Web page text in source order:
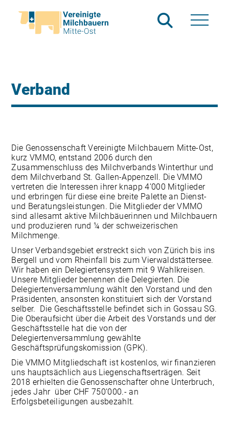
Verband
Die Genossenschaft Vereinigte Milchbauern Mitte-Ost,
kurz VMMO, entstand 2006 durch den
Zusammenschluss des Milchverbands Winterthur und
dem Milchverband St. Gallen-Appenzell. Die VMMO
vertreten die Interessen ihrer knapp 4’000 Mitglieder
und erbringen für diese eine breite Palette an Dienst-
und Beratungsleistungen. Die Mitglieder der VMMO
sind allesamt aktive Milchbäuerinnen und Milchbauern
und produzieren rund ¼ der schweizerischen
Milchmenge.
Unser Verbandsgebiet erstreckt sich von Zürich bis ins
Bergell und vom Rheinfall bis zum Vierwaldstättersee.
Wir haben ein Delegiertensystem mit 9 Wahlkreisen.
Unsere Mitglieder benennen die Delegierten. Die
Delegiertenversammlung wählt den Vorstand und den
Präsidenten, ansonsten konstituiert sich der Vorstand
selber. Die Geschäftsstelle befindet sich in Gossau SG.
Die Oberaufsicht über die Arbeit des Vorstands und der
Geschäftsstelle hat die von der
Delegiertenversammlung gewählte
Geschäftsprüfungskomission (GPK).
Die VMMO Mitgliedschaft ist kostenlos, wir finanzieren
uns hauptsächlich aus Liegenschaftserträgen. Seit
2018 erhielten die Genossenschafter ohne Unterbruch,
jedes Jahr über CHF 750’000.- an
Erfolgsbeteiligungen ausbezahlt.